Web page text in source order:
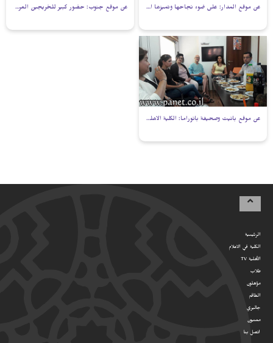
عن موقع المدار: على ضوء نجاحها وتميزها اقبال كبير على التسجيل في الكلية العربية الاهلية (بيت- بيرل) عن موقع جنوب: حضور كبير للخريجين العرب في حفل التخريج بالجامعة المفتوحة
عن موقع بانيت وصحيفة بانوراما: الكلية الاهلية في بئـر السبع تستقبل طلاب الفصل الصيفي
الرئيسية
الكلية في الاعلام
الأهلية TV
طلاب
مؤهلون
الطاقم
جاليري
معنيون
اتصل بنا